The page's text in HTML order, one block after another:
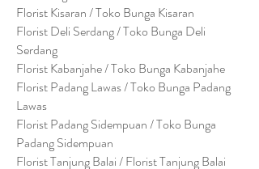
Florist Kisaran / Toko Bunga Kisaran
Florist Deli Serdang / Toko Bunga Deli
Serdang
Florist Kabanjahe / Toko Bunga Kabanjahe
Florist Padang Lawas / Toko Bunga Padang
Lawas
Florist Padang Sidempuan / Toko Bunga
Padang Sidempuan
Florist Tanjung Balai / Florist Tanjung Balai